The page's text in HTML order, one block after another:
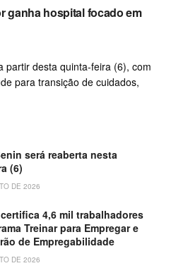
ganha hospital focado em
partir desta quinta-feira (6), com
para transição de cuidados,
será reaberta nesta
(6)
DE 2026
4,6 mil trabalhadores
Treinar para Empregar e
de Empregabilidade
DE 2026